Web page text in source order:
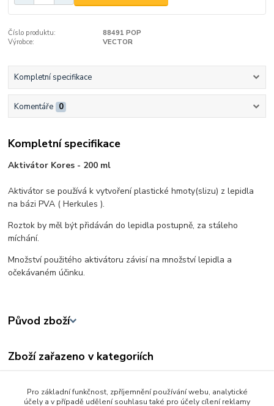
Číslo produktu:
88491 POP
Výrobce:
VECTOR
Kompletní specifikace
Komentáře 0
Kompletní specifikace
Aktivátor Kores - 200 ml
Aktivátor se používá k vytvoření plastické hmoty(slizu) z lepidla
na bázi PVA ( Herkules ).
Roztok by měl být přidáván do lepidla postupně, za stáleho
míchání.
Množství použitého aktivátoru závisí na množství lepidla a
očekávaném účinku.
Původ zboží
Zboží zařazeno v kategoriích
Tvořivé a výtvarné hračky
Pro základní funkčnost, zpříjemnění používání webu, analytické
účely a v případě udělení souhlasu také pro účely cílení reklamy